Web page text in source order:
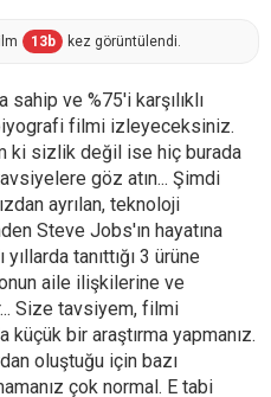
13b kez görüntülendi.
ve %75'i karşılıklı
filmi izleyeceksiniz.
ki sizlik değil ise hiç burada
göz atın... Şimdi
ayrılan, teknoloji
Steve Jobs'ın hayatına
tanıttığı 3 ürüne
aile ilişkilerine ve
Size tavsiyem, filmi
bir araştırma yapmanız.
oluştuğu için bazı
çok normal. E tabi